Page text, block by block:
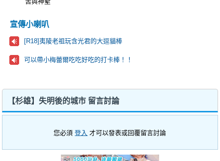
宣傳小喇叭
[R18]夷陵老祖玩含光君的大逗貓棒
可以帶小梅蕾爾吃吃好吃的打卡棒！！
【杉雄】失明後的城市 留言討論
您必須登入 才可以發表或回覆留言討論